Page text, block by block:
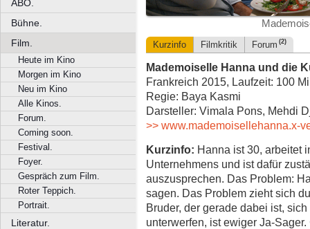
ABO.
Bühne.
Film.
Heute im Kino
Morgen im Kino
Neu im Kino
Alle Kinos.
Forum.
Coming soon.
Festival.
Foyer.
Gespräch zum Film.
Roter Teppich.
Portrait.
Literatur.
Kurzinfo Filmkritik Forum (2)
Mademoiselle Hanna und die
Frankreich 2015, Laufzeit: 100
Regie: Baya Kasmi
Darsteller: Vimala Pons, Mehdi
>> www.mademoisellehanna.x-
Kurzinfo: Hanna ist 30, arbeitet
Unternehmens und ist dafür
auszusprechen. Das Problem:
sagen. Das Problem zieht sich
Bruder, der gerade dabei ist,
unterwerfen, ist ewiger Ja-